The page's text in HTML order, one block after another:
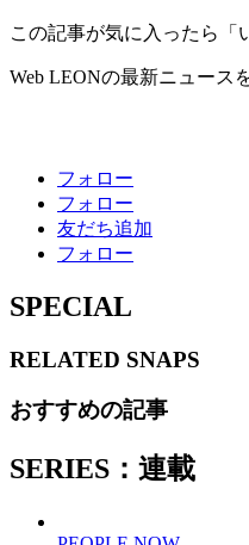
この記事が気に入ったら「
Web LEONの最新ニュース
フォロー
フォロー
友だち追加
フォロー
SPECIAL
RELATED SNAPS
おすすめの記事
SERIES：連載